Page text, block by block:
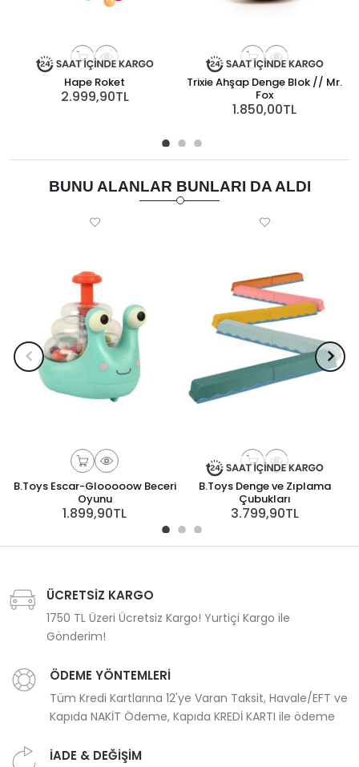
Hape Roket
2.999,90TL
Trixie Ahşap Denge Blok // Mr.
Fox
1.850,00TL
BUNU ALANLAR BUNLARI DA ALDI
B.Toys Escar-Glooooow Beceri
Oyunu
1.899,90TL
B.Toys Denge ve Zıplama
Çubukları
3.799,90TL
ÜCRETSİZ KARGO
1750 TL Üzeri Ücretsiz Kargo! Yurtiçi Kargo ile
Gönderim!
ÖDEME YÖNTEMLERİ
Tüm Kredi Kartlarına 12'ye Varan Taksit, Havale/EFT ve
Kapıda NAKİT Ödeme, Kapıda KREDİ KARTI ile ödeme
İADE & DEĞİŞİM